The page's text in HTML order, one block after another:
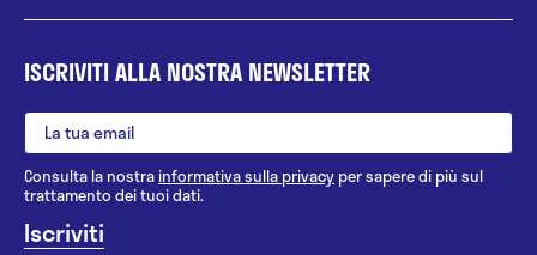
ISCRIVITI ALLA NOSTRA NEWSLETTER
Consulta la nostrainformativa sulla privacy per sapere di più sul
trattamento dei tuoi dati.